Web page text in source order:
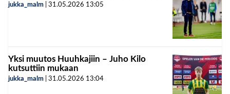
jukka_malm 31.05.2026 13:05
Yksi muutos Huuhkajiin – Juho Kilo
kutsuttiin mukaan
jukka_malm 31.05.2026 13:04